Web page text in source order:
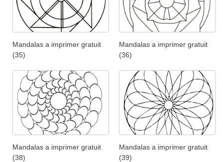
Mandalas a imprimer gratuit
(35)
Mandalas a imprimer gratuit
(36)
Mandalas a imprimer gratuit
(38)
Mandalas a imprimer gratuit
(39)